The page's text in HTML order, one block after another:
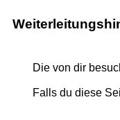
Die von dir
Falls du diese